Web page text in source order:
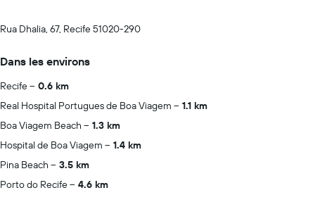
Rua Dhalia, 67, Recife 51020-290
Dans les environs
Recife
0.6 km
Real Hospital Portugues de Boa Viagem
1.1 km
Boa Viagem Beach
1.3 km
Hospital de Boa Viagem
1.4 km
Pina Beach
3.5 km
Porto do Recife
4.6 km